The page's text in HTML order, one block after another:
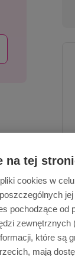
na tej
cookies w
poszczególnych
pochodzące od
zewnętrznych
które są
mają